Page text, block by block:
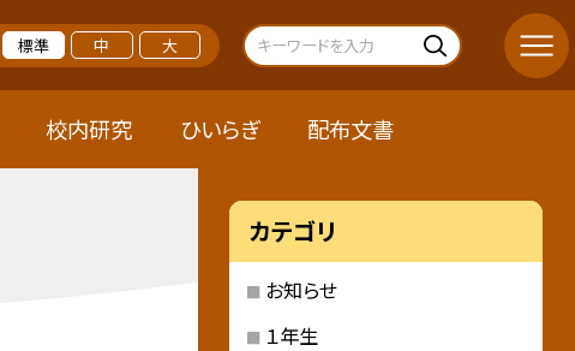
標準 中 大
校内研究 ひいらぎ 配布文書
カテゴリ
お知らせ
１年生